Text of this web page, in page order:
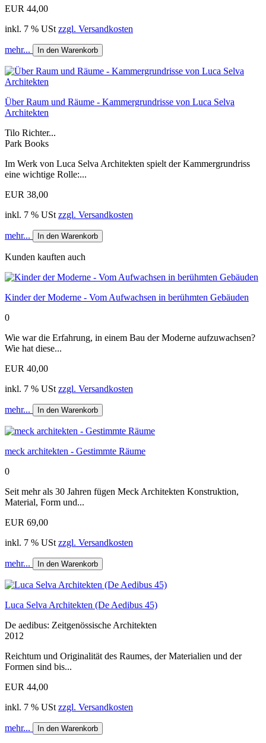
EUR 44,00
inkl. 7 % USt zzgl. Versandkosten
mehr... In den Warenkorb
Über Raum und Räume - Kammergrundrisse von Luca Selva
Architekten
Tilo Richter...
Park Books
Im Werk von Luca Selva Architekten spielt der Kammergrundriss
eine wichtige Rolle:...
EUR 38,00
inkl. 7 % USt zzgl. Versandkosten
mehr... In den Warenkorb
Kunden kauften auch
Kinder der Moderne - Vom Aufwachsen in berühmten Gebäuden
0
Wie war die Erfahrung, in einem Bau der Moderne aufzuwachsen?
Wie hat diese...
EUR 40,00
inkl. 7 % USt zzgl. Versandkosten
mehr... In den Warenkorb
meck architekten - Gestimmte Räume
0
Seit mehr als 30 Jahren fügen Meck Architekten Konstruktion,
Material, Form und...
EUR 69,00
inkl. 7 % USt zzgl. Versandkosten
mehr... In den Warenkorb
Luca Selva Architekten (De Aedibus 45)
De aedibus: Zeitgenössische Architekten
2012
Reichtum und Originalität des Raumes, der Materialien und der
Formen sind bis...
EUR 44,00
inkl. 7 % USt zzgl. Versandkosten
mehr... In den Warenkorb